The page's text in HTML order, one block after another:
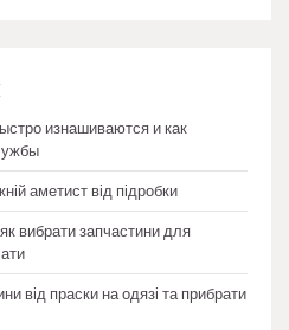
изнашиваются и как
аметист від підробки
вибрати запчастини для
від праски на одязі та прибрати